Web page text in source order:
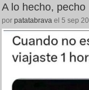
A lo hecho, pecho
por patatabrava el 5 sep